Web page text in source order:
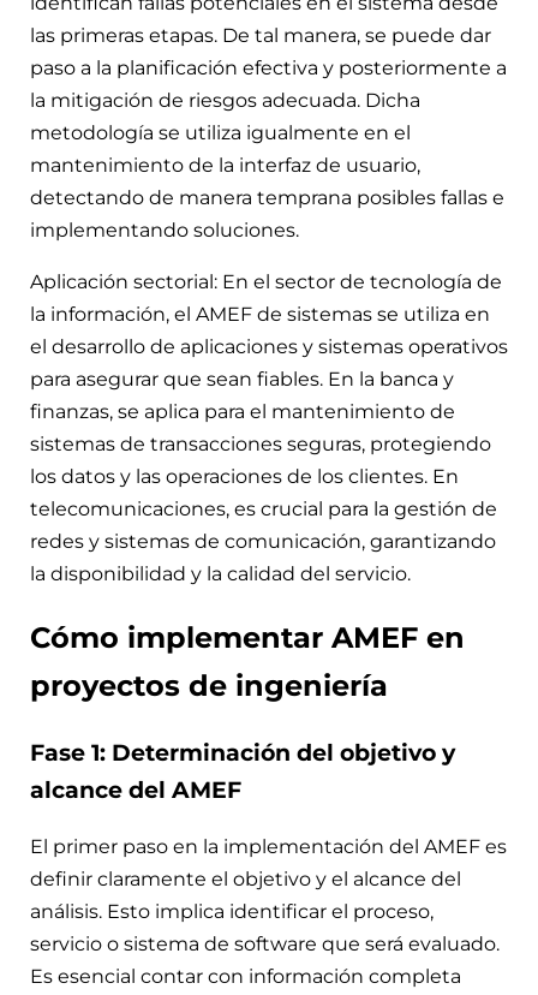
las primeras etapas. De tal manera, se puede dar
paso a la planificación efectiva y posteriormente a
la mitigación de riesgos adecuada. Dicha
metodología se utiliza igualmente en el
mantenimiento de la interfaz de usuario,
detectando de manera temprana posibles fallas e
implementando soluciones.
Aplicación sectorial: En el sector de tecnología de
la información, el AMEF de sistemas se utiliza en
el desarrollo de aplicaciones y sistemas operativos
para asegurar que sean fiables. En la banca y
finanzas, se aplica para el mantenimiento de
sistemas de transacciones seguras, protegiendo
los datos y las operaciones de los clientes. En
telecomunicaciones, es crucial para la gestión de
redes y sistemas de comunicación, garantizando
la disponibilidad y la calidad del servicio.
Cómo implementar AMEF en
proyectos de ingeniería
Fase 1: Determinación del objetivo y
alcance del AMEF
El primer paso en la implementación del AMEF es
definir claramente el objetivo y el alcance del
análisis. Esto implica identificar el proceso,
servicio o sistema de software que será evaluado.
Es esencial contar con información completa